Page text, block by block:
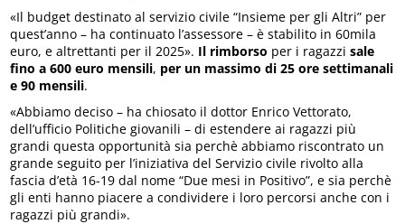
«Il budget destinato al servizio civile “Insieme per gli Altri” per
quest’anno – ha continuato l’assessore – è stabilito in 60mila
euro, e altrettanti per il 2025». Il rimborso per i ragazzi sale
fino a 600 euro mensili, per un massimo di 25 ore settimanali
e 90 mensili.
«Abbiamo deciso – ha chiosato il dottor Enrico Vettorato,
dell’ufficio Politiche giovanili – di estendere ai ragazzi più
grandi questa opportunità sia perchè abbiamo riscontrato un
grande seguito per l’iniziativa del Servizio civile rivolto alla
fascia d’età 16-19 dal nome “Due mesi in Positivo”, e sia perchè
gli enti hanno piacere a condividere i loro percorsi anche con i
ragazzi più grandi».